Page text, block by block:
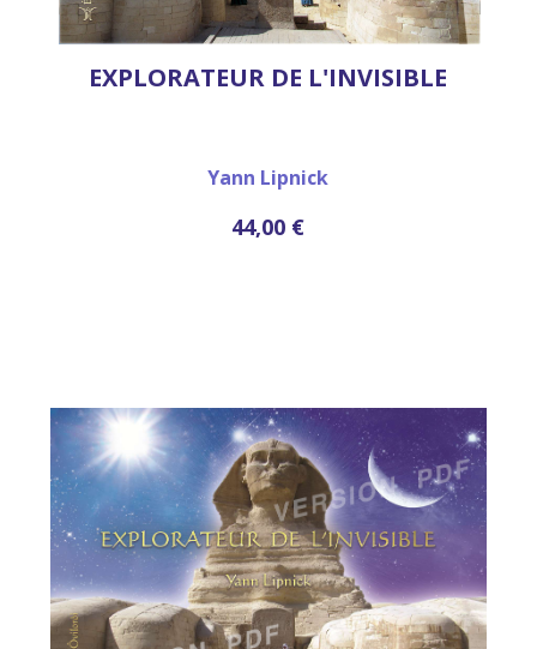
EXPLORATEUR DE L'INVISIBLE
Yann Lipnick
44,00 €